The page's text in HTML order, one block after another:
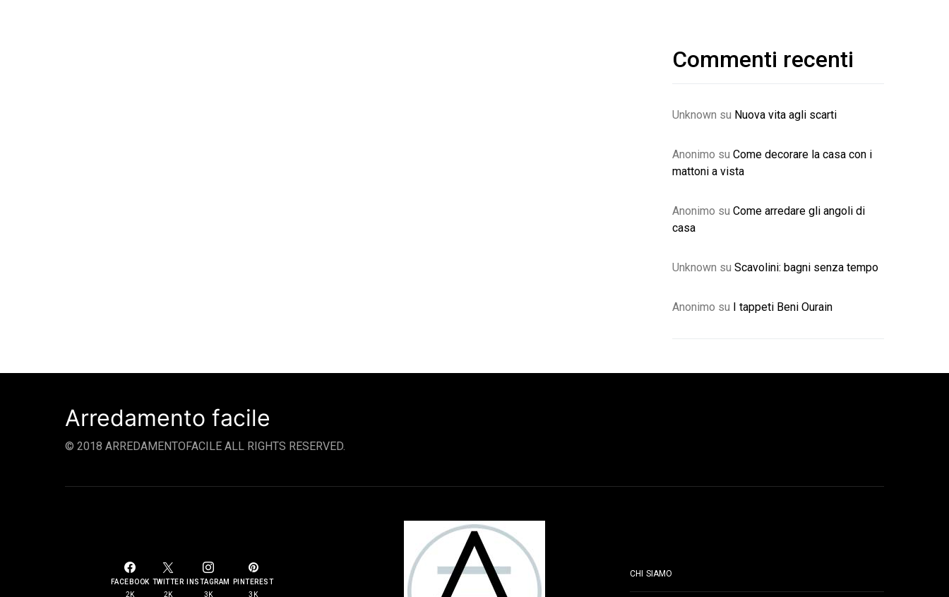
Commenti recenti
Unknown su Nuova vita agli scarti
Anonimo su Come decorare la casa con i
mattoni a vista
Anonimo su Come arredare gli angoli di
casa
Unknown su Scavolini: bagni senza tempo
Anonimo su I tappeti Beni Ourain
Arredamento facile
© 2018 ARREDAMENTOFACILE ALL RIGHTS RESERVED.
FACEBOOK
2K
TWITTER
2K
INSTAGRAM
3K
PINTEREST
3K
CHI SIAMO